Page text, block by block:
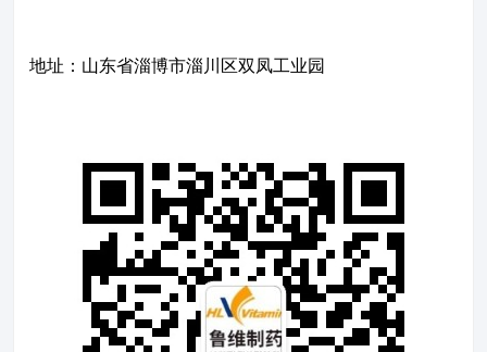
地址：山东省淄博市淄川区双凤工业园
联系我们